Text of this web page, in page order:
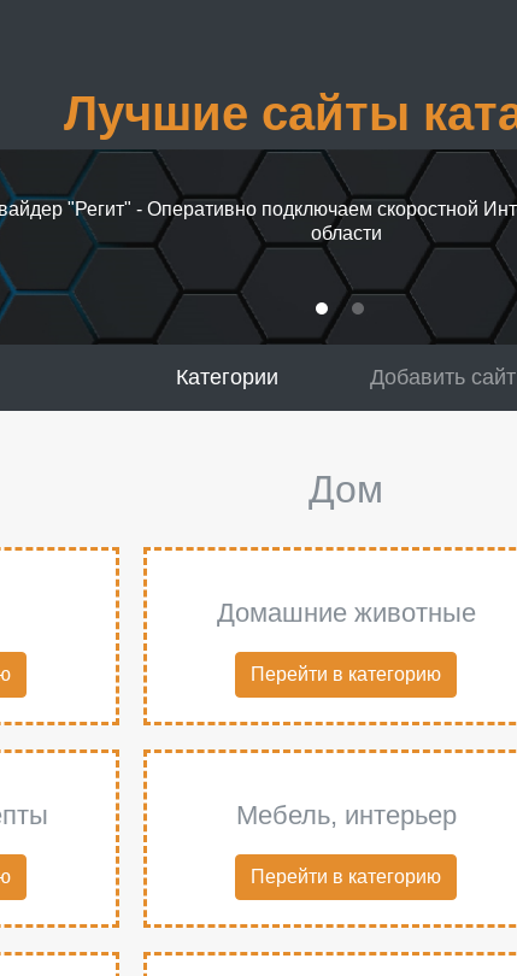
Лучшие сайты
"Регит" - Оперативно подключаем скоростной
области
Категории Добавить сайт
Дом
Домашние животные
Перейти в категорию
Мебель, интерьер
Перейти в категорию